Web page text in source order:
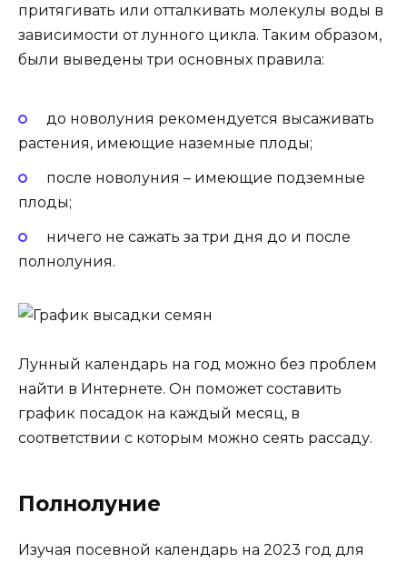
притягивать или отталкивать молекулы воды в
зависимости от лунного цикла. Таким образом,
были выведены три основных правила:
до новолуния рекомендуется высаживать
растения, имеющие наземные плоды;
после новолуния – имеющие подземные
плоды;
ничего не сажать за три дня до и после
полнолуния.
Лунный календарь на год можно без проблем
найти в Интернете. Он поможет составить
график посадок на каждый месяц, в
соответствии с которым можно сеять рассаду.
Полнолуние
Изучая посевной календарь на 2023 год для